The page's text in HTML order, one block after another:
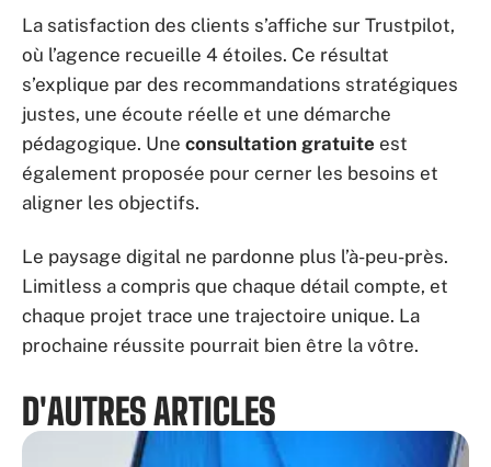
La satisfaction des clients s’affiche sur Trustpilot,
où l’agence recueille 4 étoiles. Ce résultat
s’explique par des recommandations stratégiques
justes, une écoute réelle et une démarche
pédagogique. Une consultation gratuite est
également proposée pour cerner les besoins et
aligner les objectifs.
Le paysage digital ne pardonne plus l’à-peu-près.
Limitless a compris que chaque détail compte, et
chaque projet trace une trajectoire unique. La
prochaine réussite pourrait bien être la vôtre.
D'AUTRES ARTICLES